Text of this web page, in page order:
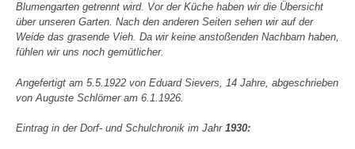
Blumengarten getrennt wird. Vor der Küche haben wir die Übersicht
über unseren Garten. Nach den anderen Seiten sehen wir auf der
Weide das grasende Vieh. Da wir keine anstoßenden Nachbarn haben,
fühlen wir uns noch gemütlicher.
Angefertigt am 5.5.1922 von Eduard Sievers, 14 Jahre, abgeschrieben
von Auguste Schlömer am 6.1.1926.
Eintrag in der Dorf- und Schulchronik im Jahr 1930: